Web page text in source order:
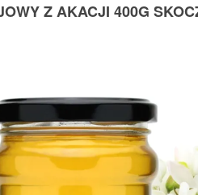
Z AKACJI 400G